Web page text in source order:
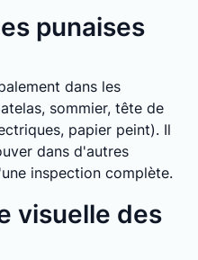
punaises
dans les
sommier, tête de
papier peint). Il
dans d'autres
inspection complète.
visuelle des